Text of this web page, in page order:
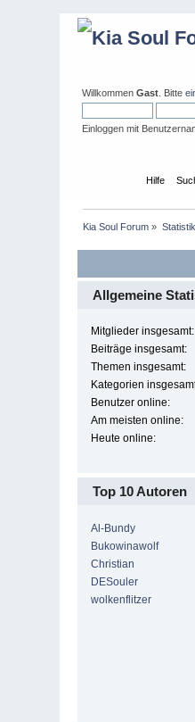
WillkommenGast . Bitte
Einloggen mit
Hilfe
Kia Soul Forum »
Allgemeine
Mitglieder insgesamt:
Beiträge insgesamt:
Themen insgesamt:
Kategorien
Benutzer online:
Am meisten online:
Heute online:
Top 10 Autoren
Al-Bundy
Bukowinawolf
Christian
DESouler
wolkenflitzer